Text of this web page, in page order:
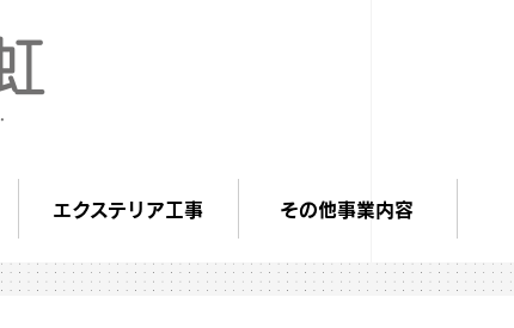
エクステリア工事 その他事業内容